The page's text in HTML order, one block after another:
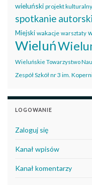
wieluński projekt kulturalny
spotkanie
Miejski wakacje warsztaty
Wieluń
Wieluńskie Towarzystwo
Zespół Szkół nr 3 im.
LOGOWANIE
Zaloguj się
Kanał wpisów
Kanał komentarzy